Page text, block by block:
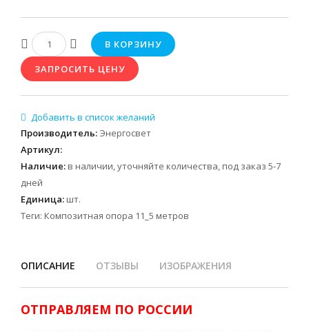
Производитель: Энергосвет
Артикул:
Наличие: в наличии, уточняйте количества, под заказ 5-7
дней
Единица: шт.
Теги: Композитная опора 11_5 метров
ОПИСАНИЕ ОТЗЫВЫ ИЗОБРАЖЕНИЯ
ОТПРАВЛЯЕМ ПО РОССИИ